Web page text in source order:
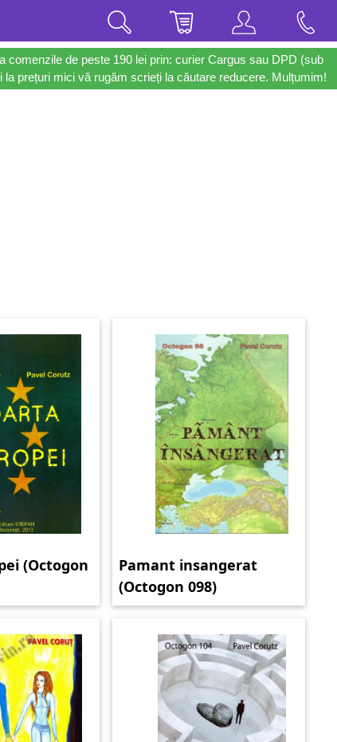
de peste 190 lei prin: curier Cargus sau DPD (sub
prețuri mici vă rugăm scrieți la căutare reducere. Mulțumim!
(Octogon
Pamant insangerat
(Octogon 098)